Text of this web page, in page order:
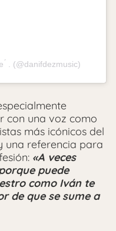
. (@danifdezmusic)
con una voz como
más icónicos del
una referencia para
«A veces
puede
como Iván te
de que se sume a